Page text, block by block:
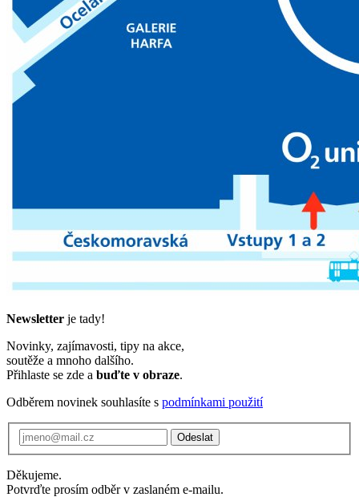
Newsletter je tady!
Novinky, zajímavosti, tipy na akce,
soutěže a mnoho dalšího.
Přihlaste se zde a buďte v obraze.
Odběrem novinek souhlasíte s podmínkami použití
Odeslat
Děkujeme.
Potvrďte prosím odběr v zaslaném e-mailu.